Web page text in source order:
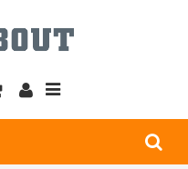
Toggle